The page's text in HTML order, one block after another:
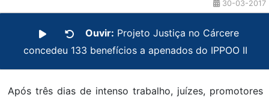
30-03-2017
Ouvir: Projeto Justiça no Cárcere
concedeu 133 benefícios a apenados do IPPOO II
Após três dias de intenso trabalho, juízes, promotores